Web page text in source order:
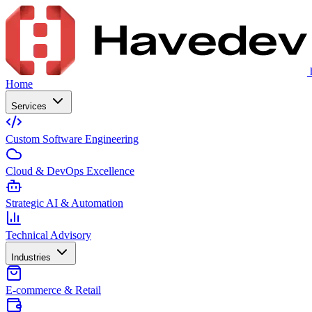
Home
Services
Custom Software Engineering
Cloud & DevOps Excellence
Strategic AI & Automation
Technical Advisory
Industries
E-commerce & Retail